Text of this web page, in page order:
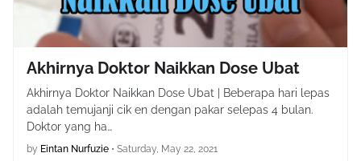
Akhirnya Doktor Naikkan Dose Ubat
Akhirnya Doktor Naikkan Dose Ubat | Beberapa hari lepas
adalah temujanji cik en dengan pakar selepas 4 bulan.
Doktor yang ha…
by Eintan Nurfuzie • Saturday, May 22, 2021